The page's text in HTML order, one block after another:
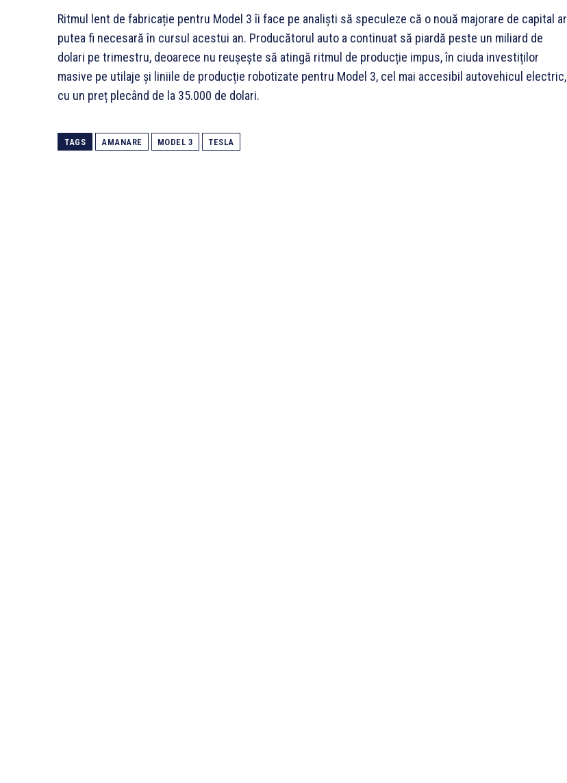
Ritmul lent de fabricație pentru Model 3 îi face pe analiști să speculeze că o nouă majorare de capital ar
putea fi necesară în cursul acestui an. Producătorul auto a continuat să piardă peste un miliard de
dolari pe trimestru, deoarece nu reușește să atingă ritmul de producție impus, în ciuda investiților
masive pe utilaje și liniile de producție robotizate pentru Model 3, cel mai accesibil autovehicul electric,
cu un preț plecând de la 35.000 de dolari.
TAGS AMANARE MODEL 3 TESLA